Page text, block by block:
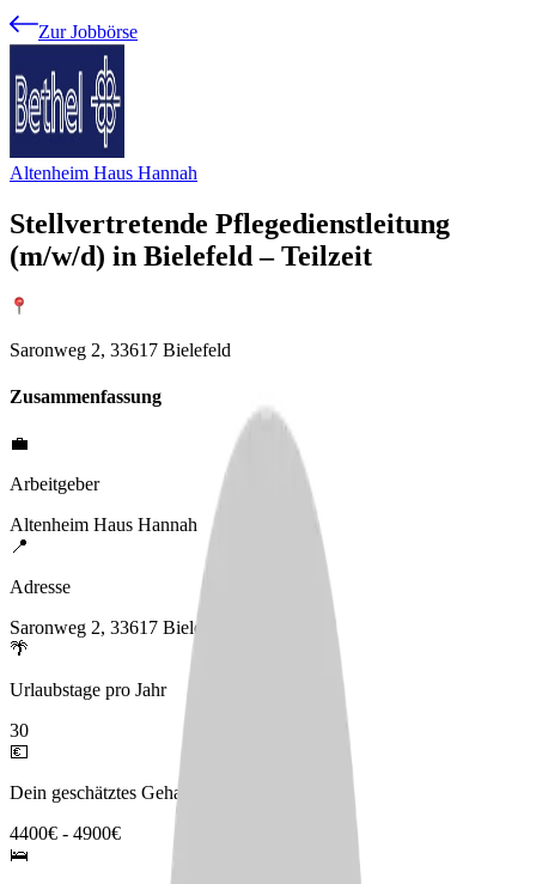
Zur Jobbörse
Altenheim Haus Hannah
Stellvertretende Pflegedienstleitung
(m/w/d) in Bielefeld – Teilzeit
Saronweg 2, 33617 Bielefeld
Zusammenfassung
💼
Arbeitgeber
Altenheim Haus Hannah
📍
Adresse
Saronweg 2, 33617 Bielefeld
🌴
Urlaubstage pro Jahr
30
💶
Dein geschätztes Gehalt
4400€ - 4900€
🛌